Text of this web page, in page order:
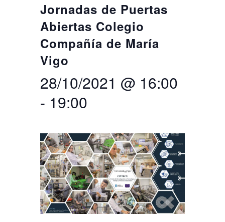
Igualdad
Search
Buscar
por:
BUSCAR
TwitterInstagram
YoutubeLinkedin
Jornadas de Puertas
Abiertas Colegio
Compañía de María
Vigo
28/10/2021 @ 16:00
- 19:00